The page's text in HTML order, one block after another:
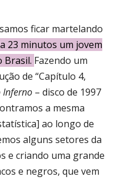
ficar martelando
23 minutos um jovem
Brasil. Fazendo um
de “Capítulo 4,
Inferno – disco de 1997
a mesma
ao longo de
alguns setores da
e criando uma grande
e negros, que vem